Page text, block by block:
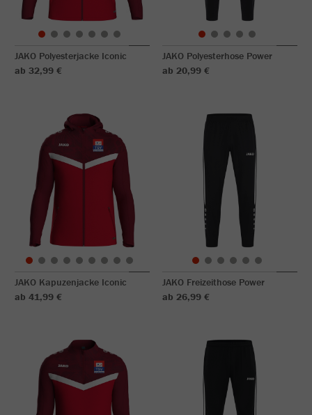
JAKO Polyesterjacke Iconic
ab 32,99 €
JAKO Polyesterhose Power
ab 20,99 €
JAKO Kapuzenjacke Iconic
ab 41,99 €
JAKO Freizeithose Power
ab 26,99 €